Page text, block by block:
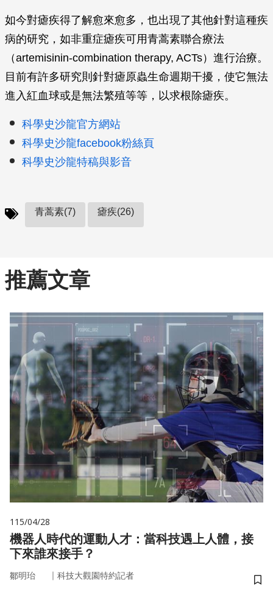
如今對瘧疾得了解愈來愈多，也出現了其他針對這種疾
病的研究，如非重症瘧疾可用青蒿素聯合療法
（artemisinin-combination therapy, ACTs）進行治療。
目前有許多研究則針對瘧原蟲生命週期干擾，使它無法
進入紅血球或是無法繁殖等等，以求根除瘧疾。
科學史沙龍官方網站
科學史沙龍facebook粉絲頁
科學史沙龍特稿與影音
青蒿素(7) 瘧疾(26)
推薦文章
115/04/28
機器人時代的運動人才：當科技遇上人體，接
下來誰來接手？
鄒明珆 ｜ 科技大觀園特約記者
儲